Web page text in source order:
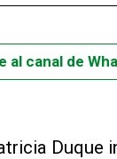
al canal de